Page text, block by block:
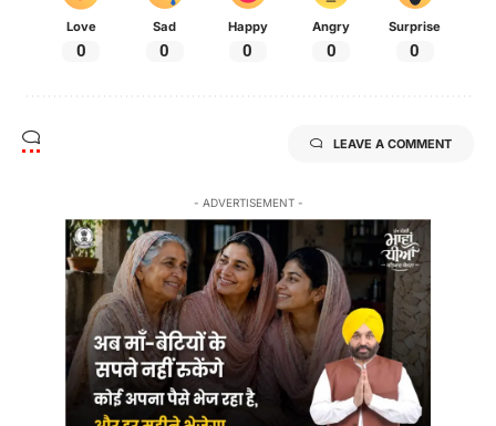
Love
0
Sad
0
Happy
0
Angry
0
Surprise
0
LEAVE A COMMENT
- ADVERTISEMENT -